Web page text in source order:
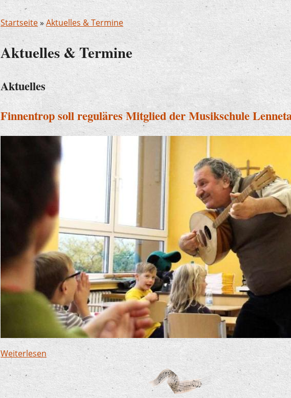
Startseite»Aktuelles & Termine
Aktuelles & Termine
Aktuelles
Finnentrop soll reguläres Mitglied der Musikschule
Weiterlesen über Finnentrop soll reguläres Mitglied der Musikschule